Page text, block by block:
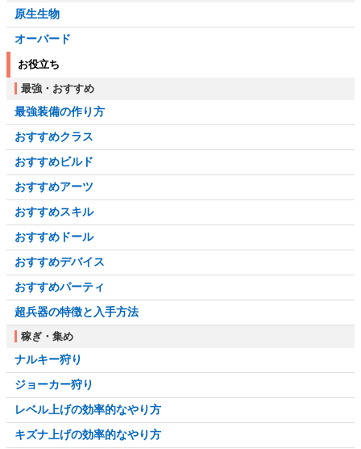
原生生物
オーバード
お役立ち
最強・おすすめ
最強装備の作り方
おすすめクラス
おすすめビルド
おすすめアーツ
おすすめスキル
おすすめドール
おすすめデバイス
おすすめパーティ
超兵器の特徴と入手方法
稼ぎ・集め
ナルキー狩り
ジョーカー狩り
レベル上げの効率的なやり方
キズナ上げの効率的なやり方